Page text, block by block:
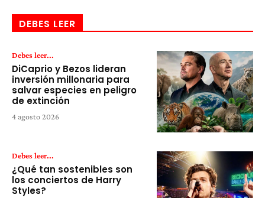
DEBES LEER
Debes leer...
DiCaprio y Bezos lideran
inversión millonaria para
salvar especies en peligro
de extinción
4 agosto 2026
Debes leer...
¿Qué tan sostenibles son
los conciertos de Harry
Styles?